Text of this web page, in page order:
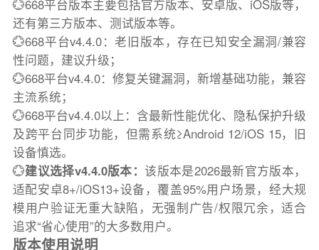
💮668平台版本主要包括官方版本、安卓版、iOS版等，
还有第三方版本、测试版本等。
💮668平台v4.4.0：老旧版本，存在已知安全漏洞/兼容
性问题，建议升级；
💮668平台v4.4.0：修复关键漏洞，新增基础功能，兼容
主流系统；
💮668平台v4.4.0以上：含最新性能优化、隐私保护升级
及跨平台同步功能，但需系统≥Android 12/iOS 15，旧
设备慎选。
💮建议选择v4.4.0版本：该版本是2026最新官方版本，
适配安卓8+/iOS13+设备，覆盖95%用户场景，经大规
模用户验证无重大缺陷，无强制广告/权限冗余，适合
追求“省心使用”的大多数用户。
版本使用说明